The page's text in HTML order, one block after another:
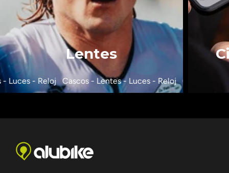
Lentes
Luces - Reloj Cascos - Lentes - Luces - Reloj Cascos -